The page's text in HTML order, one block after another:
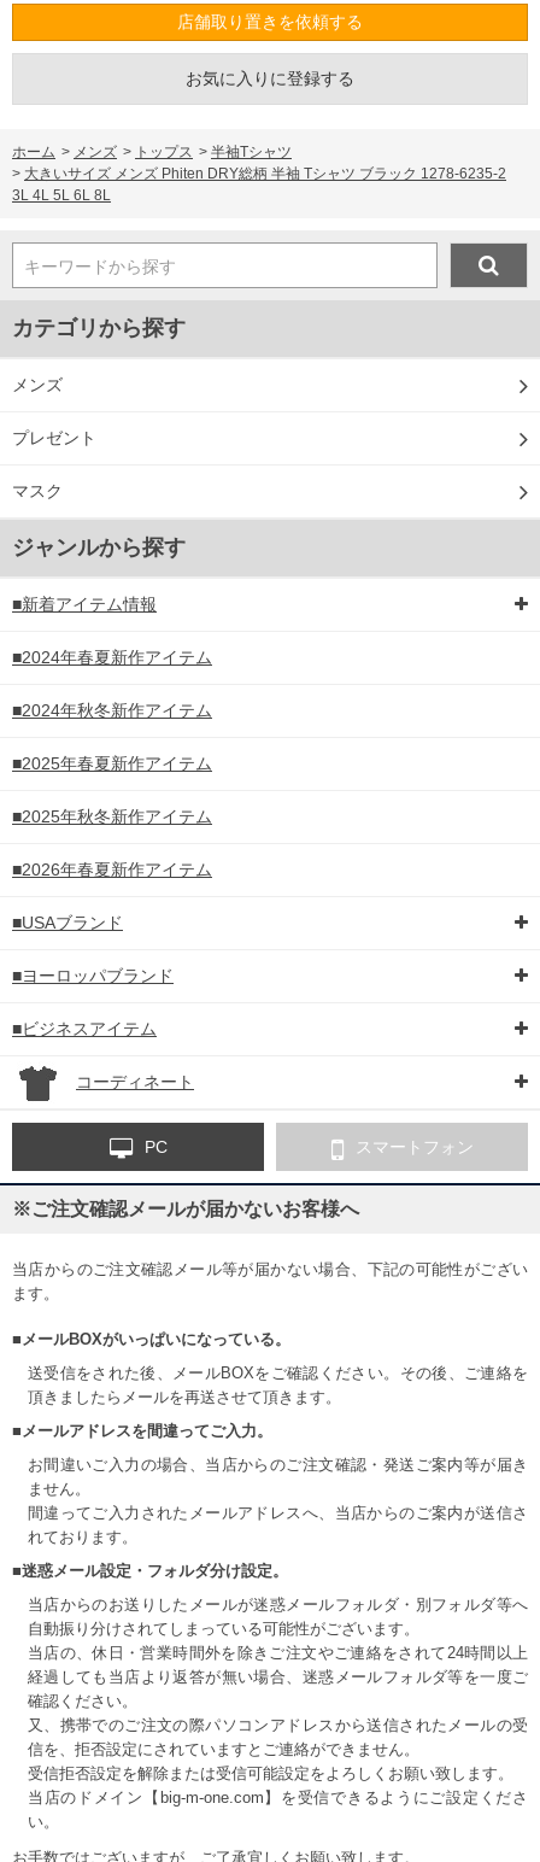
店舗取り置きを依頼する
お気に入りに登録する
ホーム > メンズ > トップス > 半袖Tシャツ
> 大きいサイズ メンズ Phiten DRY総柄 半袖 Tシャツ ブラック 1278-6235-2
3L 4L 5L 6L 8L
キーワードから探す
カテゴリから探す
メンズ
プレゼント
マスク
ジャンルから探す
■新着アイテム情報
■2024年春夏新作アイテム
■2024年秋冬新作アイテム
■2025年春夏新作アイテム
■2025年秋冬新作アイテム
■2026年春夏新作アイテム
■USAブランド
■ヨーロッパブランド
■ビジネスアイテム
コーディネート
PC スマートフォン
※ご注文確認メールが届かないお客様へ
当店からのご注文確認メール等が届かない場合、下記の可能性がござい
ます。
■メールBOXがいっぱいになっている。
送受信をされた後、メールBOXをご確認ください。その後、ご連絡を
頂きましたらメールを再送させて頂きます。
■メールアドレスを間違ってご入力。
お間違いご入力の場合、当店からのご注文確認・発送ご案内等が届き
ません。
間違ってご入力されたメールアドレスへ、当店からのご案内が送信さ
れております。
■迷惑メール設定・フォルダ分け設定。
当店からのお送りしたメールが迷惑メールフォルダ・別フォルダ等へ
自動振り分けされてしまっている可能性がございます。
当店の、休日・営業時間外を除きご注文やご連絡をされて24時間以上
経過しても当店より返答が無い場合、迷惑メールフォルダ等を一度ご
確認ください。
又、携帯でのご注文の際パソコンアドレスから送信されたメールの受
信を、拒否設定にされていますとご連絡ができません。
受信拒否設定を解除または受信可能設定をよろしくお願い致します。
当店のドメイン【big-m-one.com】を受信できるようにご設定くださ
い。
お手数ではございますが、ご了承宜しくお願い致します。